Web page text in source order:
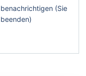
(Sie